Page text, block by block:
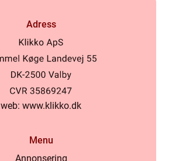
Adress
web: www.klikko.dk
Menu
Annonsering